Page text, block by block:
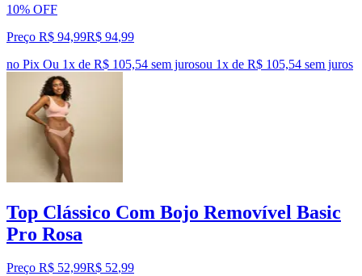
10% OFF
Preço R$ 94,99R$ 94,99
no Pix Ou 1x de R$ 105,54 sem jurosou 1x de R$ 105,54 sem juros
Top Clássico Com Bojo Removível Basic
Pro Rosa
Preço R$ 52,99R$ 52,99